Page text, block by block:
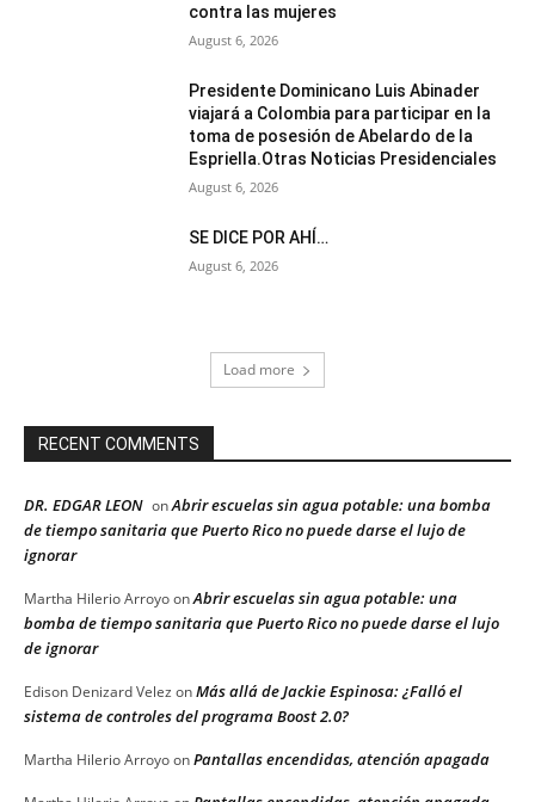
contra las mujeres
August 6, 2026
Presidente Dominicano Luis Abinader
viajará a Colombia para participar en la
toma de posesión de Abelardo de la
Espriella.Otras Noticias Presidenciales
August 6, 2026
SE DICE POR AHÍ…
August 6, 2026
Load more
RECENT COMMENTS
DR. EDGAR LEON onAbrir escuelas sin agua potable: una bomba
de tiempo sanitaria que Puerto Rico no puede darse el lujo de
ignorar
Martha Hilerio ArroyoonAbrir escuelas sin agua potable: una
bomba de tiempo sanitaria que Puerto Rico no puede darse el lujo
de ignorar
Edison Denizard Velez onMás allá de Jackie Espinosa: ¿Falló el
sistema de controles del programa Boost 2.0?
Martha Hilerio ArroyoonPantallas encendidas, atención apagada